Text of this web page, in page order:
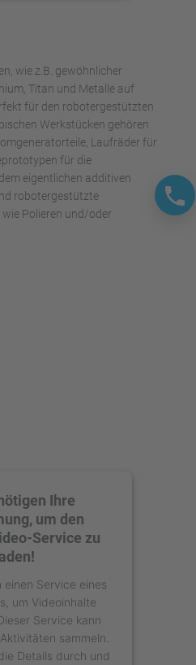
Consent
Platform
wie z.B. gewöhnlicher
Titan und Metalle auf
für den robotergestützten
Werkstücken gehören
Laufräder für
für die
eigentlichen additiven
robotergestützte
Polieren und/oder
Ihre
um den
Service zu
einen Service eines
um Videoinhalte
Service kann
sammeln.
Details durch und